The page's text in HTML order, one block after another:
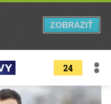
24
ZOBRAZIŤ